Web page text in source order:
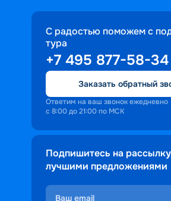
интересными портовыми
Испании, Италии, Греции,
других стран региона.
С радостью поможем с
тура
+7 495 877-58-34
Заказать обратный
Ответим на ваш звонок ежедневно
с 8:00 до 21:00 по МСК
Подпишитесь на
лучшими предложениями